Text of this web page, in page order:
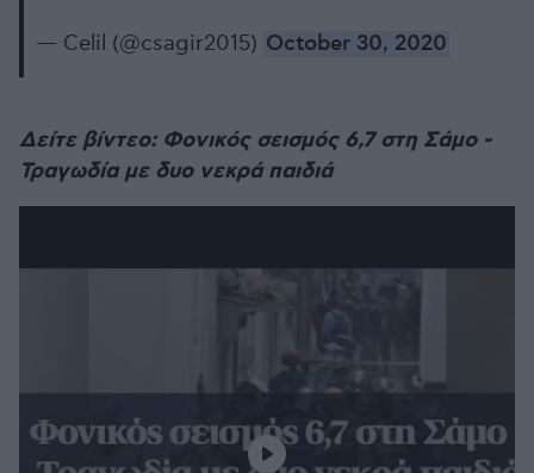
— Celil (@csagir2015) October 30, 2020
Δείτε βίντεο: Φονικός σεισμός 6,7 στη Σάμο -
Τραγωδία με δυο νεκρά παιδιά